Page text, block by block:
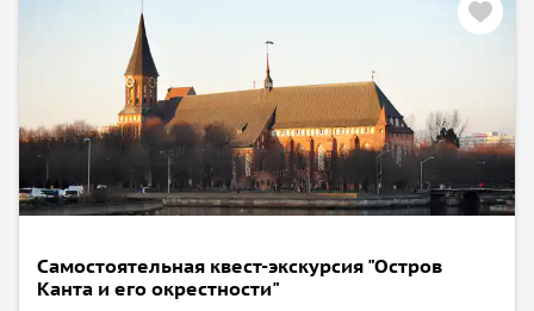
Самостоятельная квест-экскурсия "Остров
Канта и его окрестности"